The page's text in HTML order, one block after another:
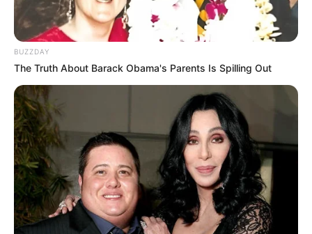
BUZZDAY
The Truth About Barack Obama's Parents Is Spilling Out